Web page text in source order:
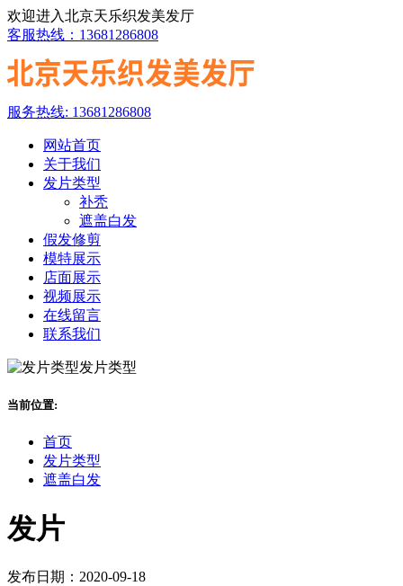
欢迎进入北京天乐织发美发厅
客服热线：13681286808
服务热线: 13681286808
网站首页
关于我们
发片类型
补秃
遮盖白发
假发修剪
模特展示
店面展示
视频展示
在线留言
联系我们
发片类型
当前位置:
首页
发片类型
遮盖白发
发片
发布日期：2020-09-18